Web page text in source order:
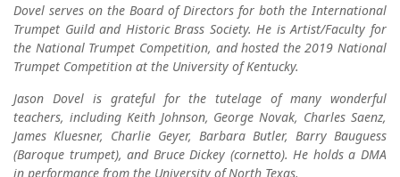
Dovel serves on the Board of Directors for both the International
Trumpet Guild and Historic Brass Society. He is Artist/Faculty for
the National Trumpet Competition, and hosted the 2019 National
Trumpet Competition at the University of Kentucky.
Jason Dovel is grateful for the tutelage of many wonderful
teachers, including Keith Johnson, George Novak, Charles Saenz,
James Kluesner, Charlie Geyer, Barbara Butler, Barry Bauguess
(Baroque trumpet), and Bruce Dickey (cornetto). He holds a DMA
in performance from the University of North Texas.